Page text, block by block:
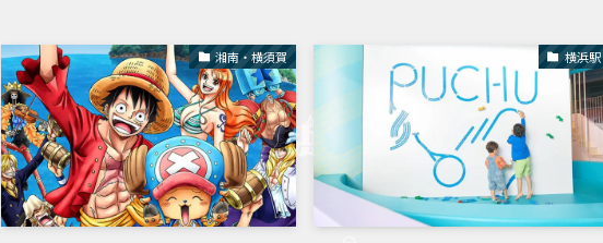
湘南・横須賀 横浜駅